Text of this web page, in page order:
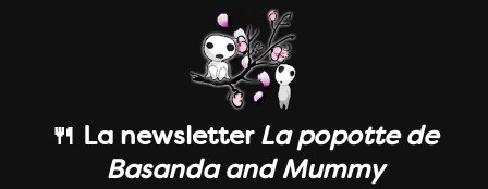
🍴 La newsletterLa popotte de
Basanda and Mummy